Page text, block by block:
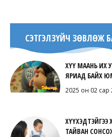
СЭТГЭЛЗҮЙЧ ЗӨВЛӨЖ
ХҮҮ МААНЬ ИХ
ЯРИАД БАЙХ
2025 он 02 сар
ХҮҮХЭДТЭЙГЭЭ
ТАЙВАН